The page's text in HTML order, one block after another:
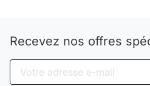
Recevez nos offres